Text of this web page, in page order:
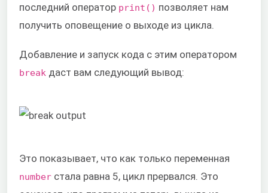
последний оператор print() позволяет нам
получить оповещение о выходе из цикла.
Добавление и запуск кода с этим оператором
break даст вам следующий вывод:
Это показывает, что как только переменная
number стала равна 5, цикл прервался. Это